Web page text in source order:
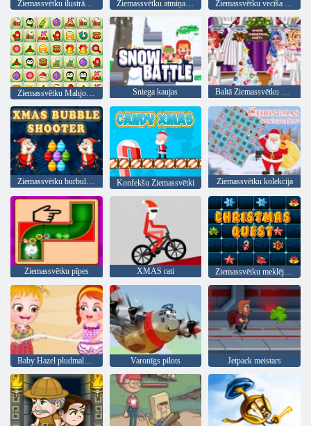
Ziemassvētku ilustrācija Ziemassvētku atmiņas kartes Ziemassvētku vecīša Real frizūras
Sniega kaujas Baltā Ziemassvētku puse
Ziemassvētku burbulis šāvēja Konfekšu Ziemassvētki Ziemassvētku kolekcija
Ziemassvētku pīpes XMAS rati Ziemassvētku meklējumi
Baby Hazel pludmales ballīte Varonīgs pilots Jetpack meistars